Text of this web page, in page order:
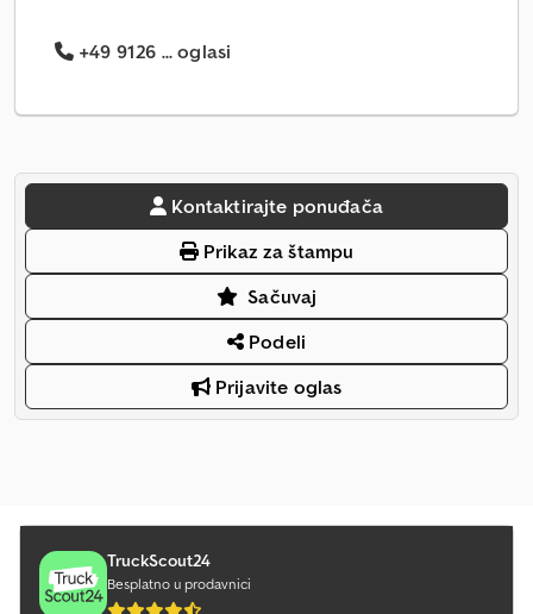
+49 9126 ... oglasi
Kontaktirajte ponuđača
Prikaz za štampu
Sačuvaj
Podeli
Prijavite oglas
TruckScout24
Besplatno u prodavnici